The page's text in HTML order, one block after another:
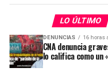
LO ÚLTIMO
DENUNCIAS 16 horas
CNA denuncia
lo califica como un